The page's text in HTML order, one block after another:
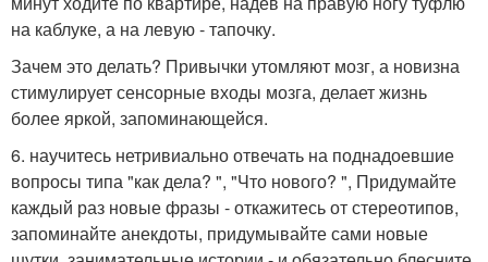
на каблуке, а на левую - тапочку.
Зачем это делать? Привычки утомляют мозг, а новизна
стимулирует сенсорные входы мозга, делает жизнь
более яркой, запоминающейся.
6. научитесь нетривиально отвечать на поднадоевшие
вопросы типа "как дела? ", "Что нового? ", Придумайте
каждый раз новые фразы - откажитесь от стереотипов,
запоминайте анекдоты, придумывайте сами новые